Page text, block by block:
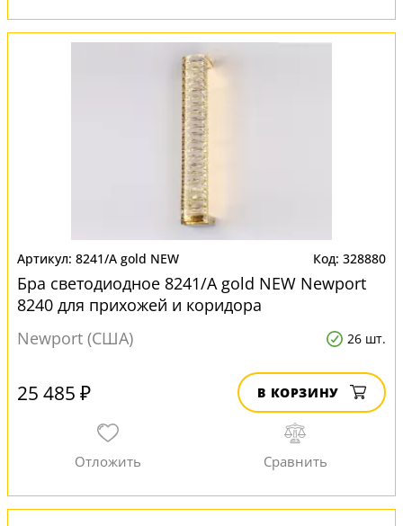
8241/A gold NEW 328880
Бра светодиодное 8241/A gold NEW Newport
8240 для прихожей и коридора
Newport (США)
26 шт.
25 485 ₽ В КОРЗИНУ